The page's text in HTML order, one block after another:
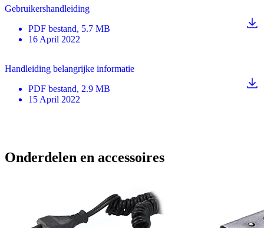
Gebruikershandleiding
PDF bestand, 5.7 MB
16 April 2022
Handleiding belangrijke informatie
PDF bestand, 2.9 MB
15 April 2022
Onderdelen en accessoires